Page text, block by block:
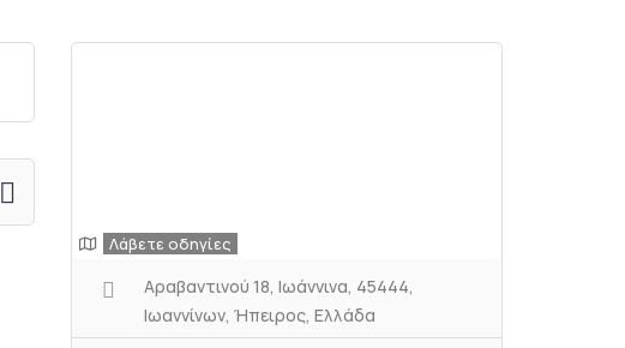
Λάβετε οδηγίες
Αραβαντινού 18, Ιωάννινα, 45444,
Ιωαννίνων, Ήπειρος, Ελλάδα